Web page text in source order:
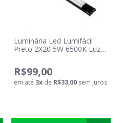
Luminária Led Lumifácil
Preto 2X20 5W 6500K Luz
R$99,00
em até 3x de R$33,00 sem juros